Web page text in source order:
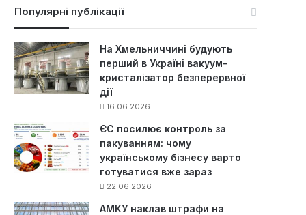
Популярні публікації
На Хмельниччині будують
перший в Україні вакуум-
кристалізатор безперервної
дії
16.06.2026
ЄС посилює контроль за
пакуванням: чому
українському бізнесу варто
готуватися вже зараз
22.06.2026
АМКУ наклав штрафи на